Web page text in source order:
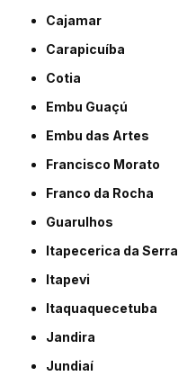
Cajamar
Carapicuíba
Cotia
Embu Guaçú
Embu das Artes
Francisco Morato
Franco da Rocha
Guarulhos
Itapecerica da Serra
Itapevi
Itaquaquecetuba
Jandira
Jundiaí